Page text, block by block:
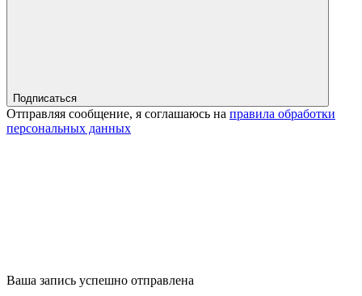
Подписаться
Отправляя сообщение, я соглашаюсь на правила обработки
персональных данных
Ваша запись успешно отправлена